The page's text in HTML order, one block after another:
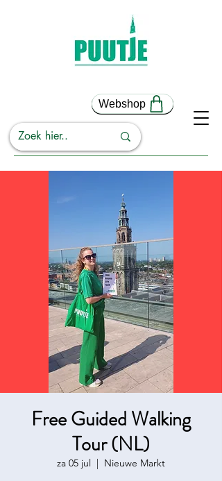
Webshop
Free Guided Walking
Tour (NL)
za 05 jul
  |
Nieuwe Markt